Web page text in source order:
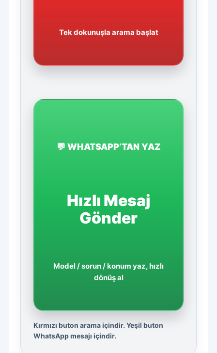
Tek dokunuşla arama başlat
💬 WHATSAPP’TAN YAZ
Hızlı Mesaj
Gönder
Model / sorun / konum yaz, hızlı
dönüş al
Kırmızı buton arama içindir. Yeşil buton
WhatsApp mesajı içindir.